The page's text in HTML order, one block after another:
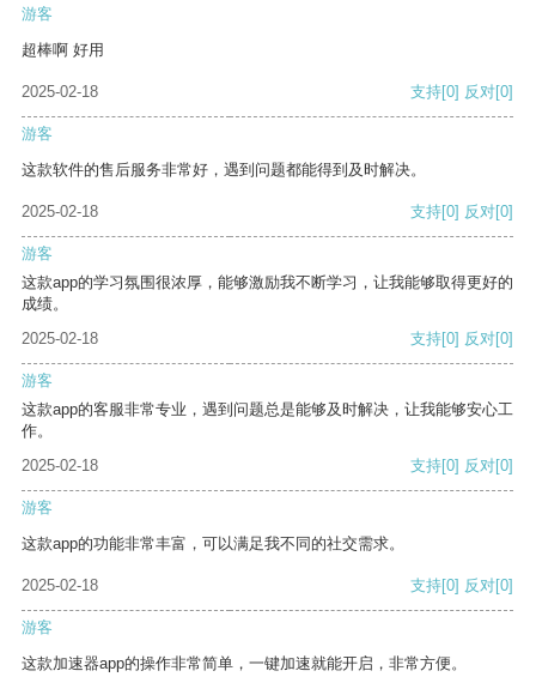
游客
超棒啊 好用
2025-02-18 支持[0] 反对[0]
游客
这款软件的售后服务非常好，遇到问题都能得到及时解决。
2025-02-18 支持[0] 反对[0]
游客
这款app的学习氛围很浓厚，能够激励我不断学习，让我能够取得更好的
成绩。
2025-02-18
支持[0] 反对[0]
游客
这款app的客服非常专业，遇到问题总是能够及时解决，让我能够安心工
作。
2025-02-18
支持[0] 反对[0]
游客
这款app的功能非常丰富，可以满足我不同的社交需求。
2025-02-18 支持[0] 反对[0]
游客
这款加速器app的操作非常简单，一键加速就能开启，非常方便。